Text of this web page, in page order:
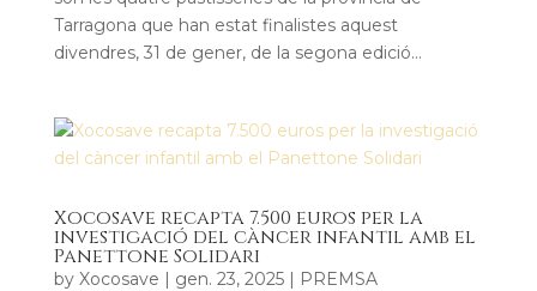
Tarragona que han estat finalistes aquest
divendres, 31 de gener, de la segona edició...
Xocosave recapta 7.500 euros per la
investigació del càncer infantil amb el
Panettone Solidari
by Xocosave | gen. 23, 2025| PREMSA